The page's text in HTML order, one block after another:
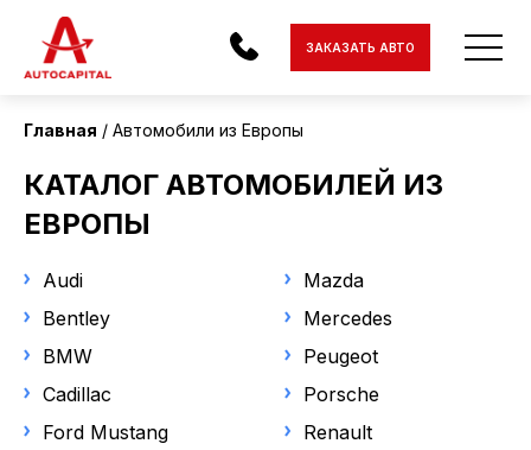
ЭЛЕКТРОМОБИЛИ
ДОСТАВКА
О КОМПАНИИ
ЗАКАЗАТЬ АВТО
Главная Автомобили из Европы
КАТАЛОГ АВТОМОБИЛЕЙ ИЗ
ЕВРОПЫ
Audi
Bentley
BMW
Cadillac
Ford Mustang
Mazda
Mercedes
Peugeot
Porsche
Renault
Страна поставки
С пробегом
Статус
Под заказ